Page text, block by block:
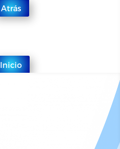
Atrás
Inicio